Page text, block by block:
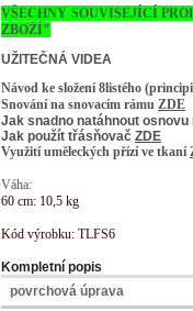
VŠECHNY SOUVISEJÍCÍ
ZBOŽÍ"
UŽITEČNÁ VIDEA
Návod ke složení 8listého
Snování na snovacím rámu ZDE
Jak snadno natáhnout
Jak použít třásňovač ZDE
Využití uměleckých přízí ve tkaní
Váha:
60 cm: 10,5 kg
Kód výrobku: TLFS6
Kompletní popis
povrchová úprava